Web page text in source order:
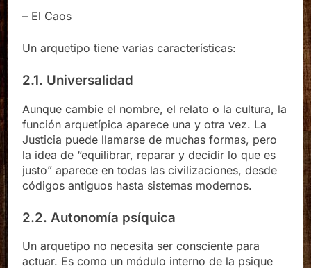
Aunque cambie el nombre, el relato o la cultura, la
función arquetípica aparece una y otra vez. La
Justicia puede llamarse de muchas formas, pero
la idea de “equilibrar, reparar y decidir lo que es
justo” aparece en todas las civilizaciones, desde
2.2. Autonomía psíquica
Un arquetipo no necesita ser consciente para